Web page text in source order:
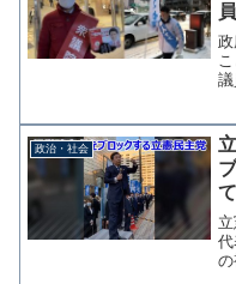
政治・社会